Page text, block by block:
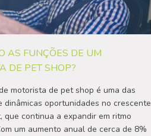
AS FUNÇÕES DE UM
DE PET SHOP?
motorista de pet shop é uma das
dinâmicas oportunidades no crescente
que continua a expandir em ritmo
um aumento anual de cerca de 8%